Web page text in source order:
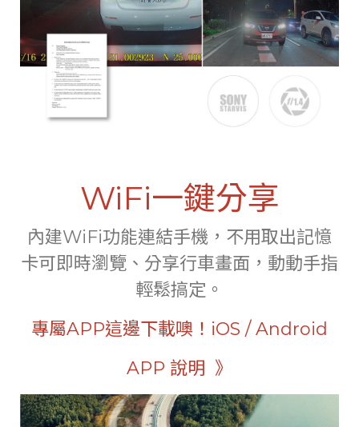
WiFi一鍵分享
內建WiFi功能連結手機，不用取出記憶
卡可即時瀏覽、分享行車畫面，動動手指
輕鬆搞定。
專屬APP這邊下載噢！ iOS /Android
APP 說明 》